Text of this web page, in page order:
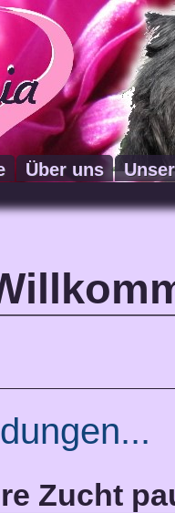
Über uns
Zucht